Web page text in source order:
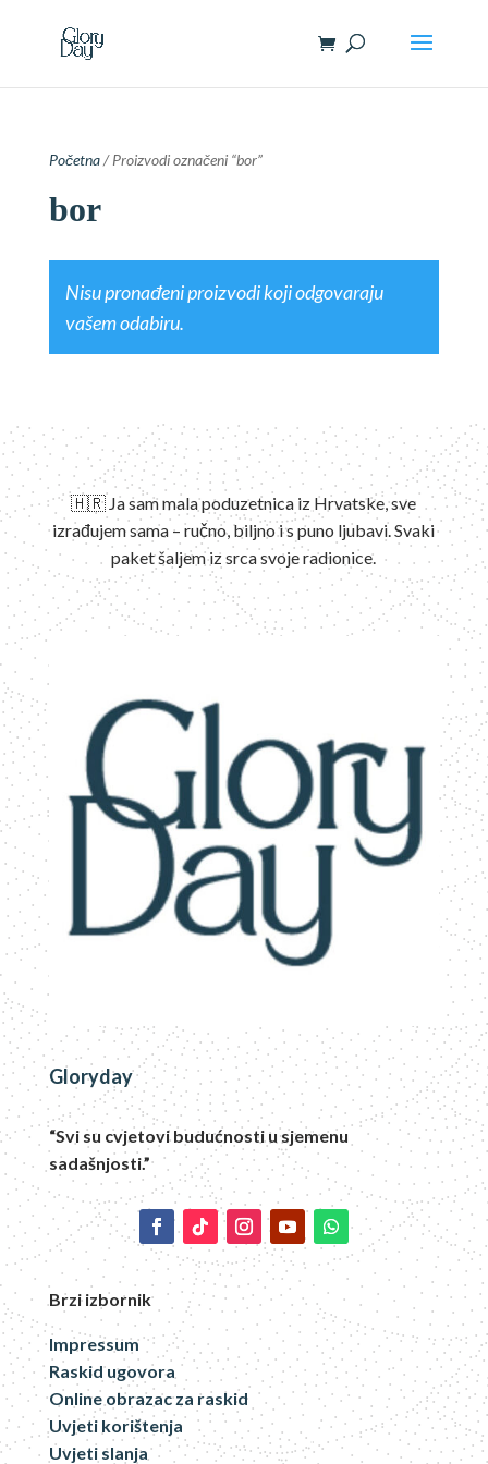
Početna/ Proizvodi označeni “bor”
bor
Nisu pronađeni proizvodi koji odgovaraju
vašem odabiru.
🇭🇷 Ja sam mala poduzetnica iz Hrvatske, sve
izrađujem sama – ručno, biljno i s puno ljubavi. Svaki
paket šaljem iz srca svoje radionice.
Gloryday
“Svi su cvjetovi budućnosti u sjemenu
sadašnjosti.”
Brzi izbornik
Impressum
Raskid ugovora
Online obrazac za raskid
Uvjeti korištenja
Uvjeti slanja